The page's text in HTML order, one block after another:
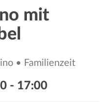
mit
• Familienzeit
- 17:00